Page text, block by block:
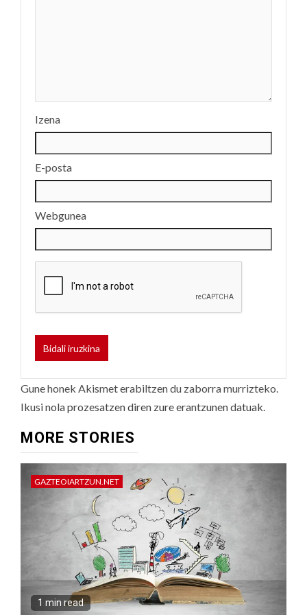
Izena
E-posta
Webgunea
Gune honek Akismet erabiltzen du zaborra murrizteko.
Ikusi nola prozesatzen diren zure erantzunen datuak.
MORE STORIES
GAZTEOIARTZUN.NET
1 min read